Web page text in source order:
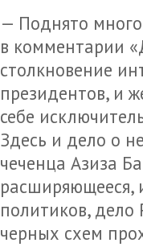
— Поднято
в комментарии
столкновение
президентов, и
себе
Здесь и дело о
чеченца Азиза
расширяющееся,
политиков,
черных схем